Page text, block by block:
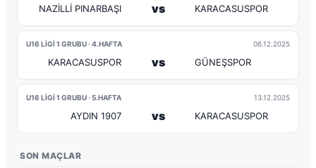
NAZİLLİ PINARBAŞI vs KARACASUSPOR
U16 LİGİ 1 GRUBU · 4.HAFTA 06.12.2025
KARACASUSPOR vs GÜNEŞSPOR
U16 LİGİ 1 GRUBU · 5.HAFTA 13.12.2025
AYDIN 1907 vs KARACASUSPOR
SON MAÇLAR